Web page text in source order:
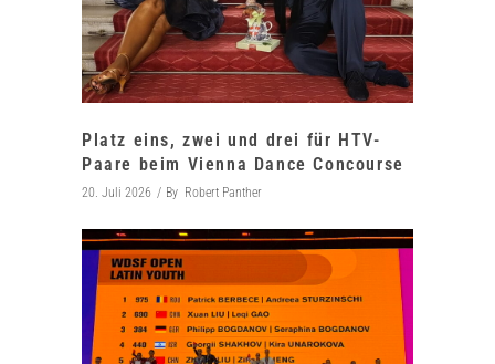
Platz eins, zwei und drei für HTV-
Paare beim Vienna Dance Concourse
20. Juli 2026 By Robert Panther